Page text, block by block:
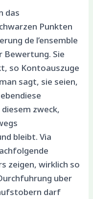
das
Punkten
de l’ensemble
Sie
so Kontoauszuge
sagt, sie seien,
zweck,
bleibt. Via
zeigen, wirklich so
uber
darf